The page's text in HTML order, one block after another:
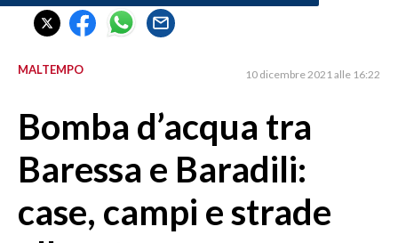
CAGLIARI
SULCIS IGLESIENTE
ORISTANO E PROVINCIA
GALLURA
OGLIASTRA
MALTEMPO 10 dicembre 2021 alle 16:22
Bomba d’acqua tra
Baressa e Baradili:
case, campi e strade